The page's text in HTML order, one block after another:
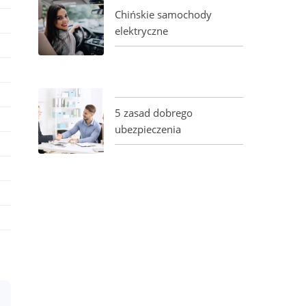
Chińskie samochody
elektryczne
5 zasad dobrego
ubezpieczenia